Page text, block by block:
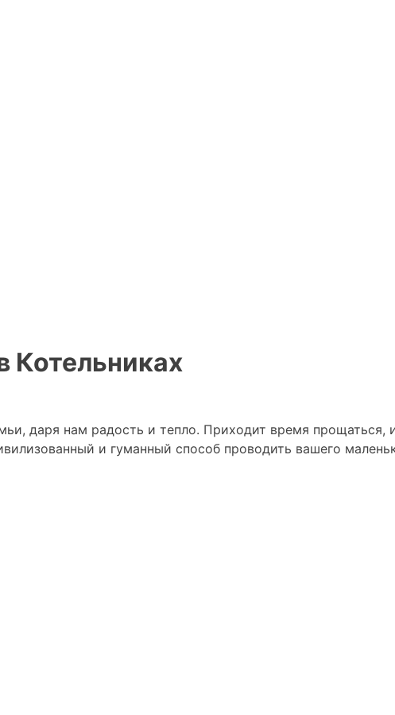
Котельниках
даря нам радость и тепло. Приходит время
и гуманный способ проводить вашего